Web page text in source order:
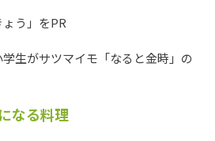
う」をPR
生がサツマイモ「なると金時」の
なる料理